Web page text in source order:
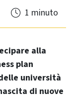
1 minuto
alla
plan
università
di nuove